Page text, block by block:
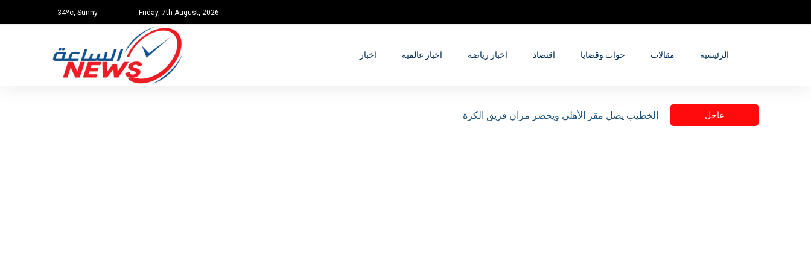
34ºc, Sunny Friday, 7th August, 2026
اخبار اخبار عالمية اخبار رياضة اقتصاد حواث وقضايا مقالات الرئيسية
شركات النفط الأمريكية تحذر إدارة ترامب عاجل